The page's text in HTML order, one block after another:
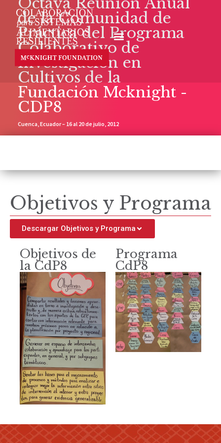
de la Comunidad de
Práctica del Programa
Colaborativo de
Investigación en
Cultivos de la
Fundación Mcknight -
CDP8
Cuenca, Ecuador – 16 al 20 de julio, 2012
Objetivos y Programa
Descargar Objetivos y Programa
Objetivos de
la CdP8
Programa
CdP8